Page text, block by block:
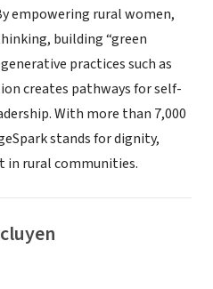
empowering rural women,
building “green
practices such as
creates pathways for self-
With more than 7,000
stands for dignity,
in rural communities.